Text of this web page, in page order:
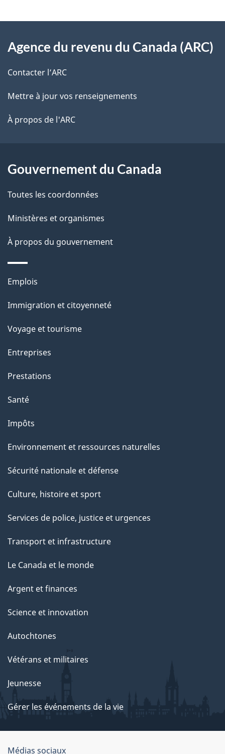
l
s
l
a
a
g
e
o
t
r
e
é
t
a
t
i
n
s
u
r
c
t
t
a
e
propos
de
ce
site
Agence du revenu du Canada (ARC)
Contacter l’ARC
Mettre à jour vos renseignements
À propos de l'ARC
Gouvernement du Canada
Toutes les coordonnées
Ministères et organismes
À propos du gouvernement
Thèmes
sujets
Emplois
Immigration et citoyenneté
Voyage et tourisme
Entreprises
Prestations
Santé
Impôts
Environnement et ressources naturelles
Sécurité nationale et défense
Culture, histoire et sport
Services de police, justice et urgences
Transport et infrastructure
Le Canada et le monde
Argent et finances
Science et innovation
Autochtones
Vétérans et militaires
Jeunesse
Gérer les événements de la vie
Médias sociaux